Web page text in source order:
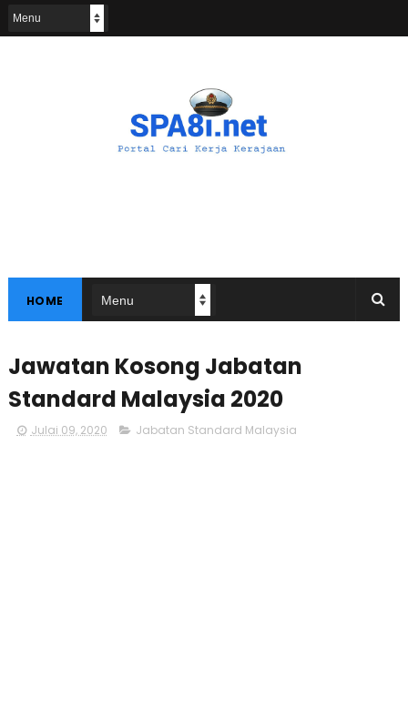
HOME
Jawatan Kosong Jabatan
Standard Malaysia 2020
Julai 09, 2020 Jabatan Standard Malaysia